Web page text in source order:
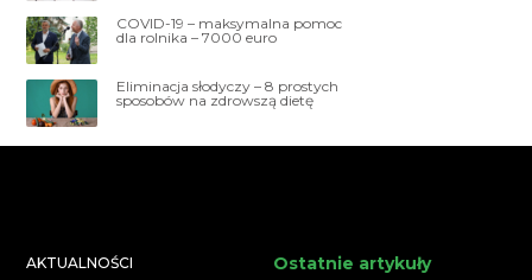
COVID-19 – maksymalna pomoc
dla rolnika – 7000 euro
Eliminacja słodyczy – 8 prostych
sposobów na zdrowszą dietę
AKTUALNOŚCI
Ostatnie artykuły